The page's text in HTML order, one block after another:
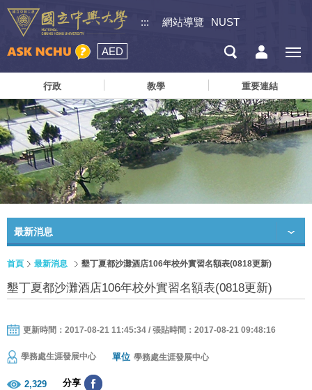
::: 網站導覽 NUST
AED
行政 教學 重要連結
最新消息
首頁 最新消息 墾丁夏都沙灘酒店106年校外實習名額表(0818更新)
墾丁夏都沙灘酒店106年校外實習名額表(0818更新)
更新時間：2017-08-21 11:45:34 / 張貼時間：2017-08-21 09:48:16
學務處生涯發展中心 單位 學務處生涯發展中心
2,329 分享